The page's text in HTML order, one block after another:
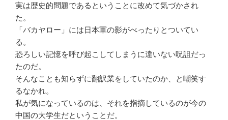
実は歴史的問題であるということに改めて気づかされ
た。
「バカヤロー」には日本軍の影がべったりとついてい
る。
恐ろしい記憶を呼び起こしてしまうに違いない呪詛だっ
たのだ。
そんなことも知らずに翻訳業をしていたのか、と嘲笑す
るなかれ。
私が気になっているのは、それを指摘しているのが今の
中国の大学生だということだ。